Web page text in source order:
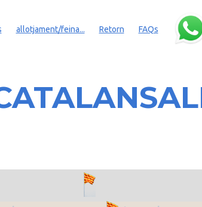
allotjament/feina... Retorn FAQs